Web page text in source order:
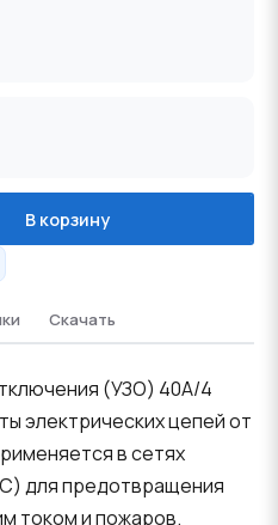
В корзину
Скачать
(УЗО) 40А/4
электрических цепей от
в сетях
для предотвращения
током и пожаров.